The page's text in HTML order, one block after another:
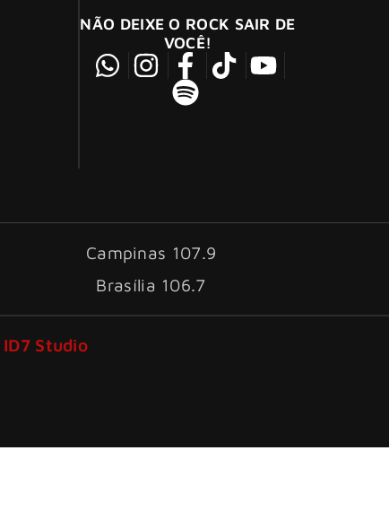
NÃO DEIXE O ROCK SAIR DE
VOCÊ!
Campinas 107.9
Brasília 106.7
ID7 Studio